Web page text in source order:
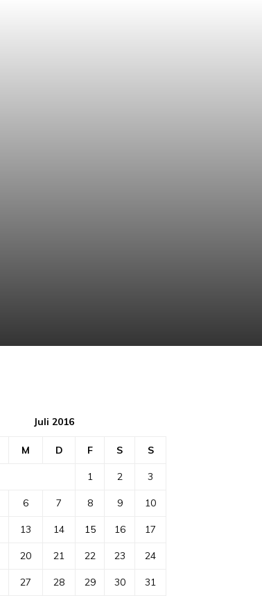
Juli 2016
M D F S S
1 2 3
6 7 8 9 10
13 14 15 16 17
20 21 22 23 24
27 28 29 30
31